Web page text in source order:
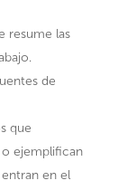
resume las
de
que
ejemplifican
en el